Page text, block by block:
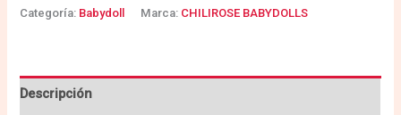
Categoría: Babydoll Marca: CHILIROSE BABYDOLLS
Descripción